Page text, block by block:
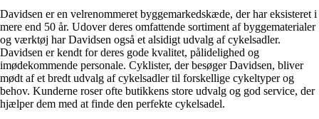
Davidsen er en velrenommeret byggemarkedskæde, der har eksisteret i
mere end 50 år. Udover deres omfattende sortiment af byggematerialer
og værktøj har Davidsen også et alsidigt udvalg af cykelsadler.
Davidsen er kendt for deres gode kvalitet, pålidelighed og
imødekommende personale. Cyklister, der besøger Davidsen, bliver
mødt af et bredt udvalg af cykelsadler til forskellige cykeltyper og
behov. Kunderne roser ofte butikkens store udvalg og god service, der
hjælper dem med at finde den perfekte cykelsadel.